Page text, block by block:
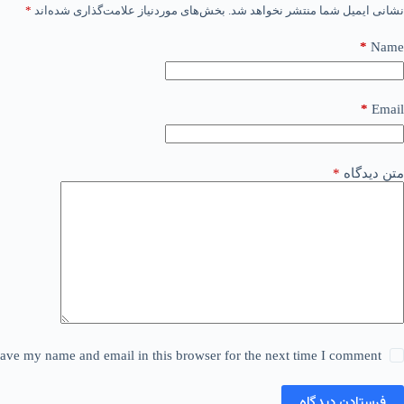
نشانی ایمیل شما منتشر نخواهد شد. بخش‌های موردنیاز علامت‌گذاری شده‌اند *
Name
*
Email
*
متن دیدگاه *
my name and email in this browser for the next time I comment.